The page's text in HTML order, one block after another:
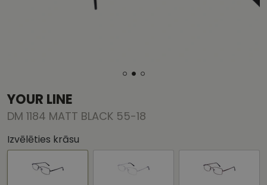
YOUR LINE
DM 1184 MATT BLACK 55-18
Izvēlēties krāsu